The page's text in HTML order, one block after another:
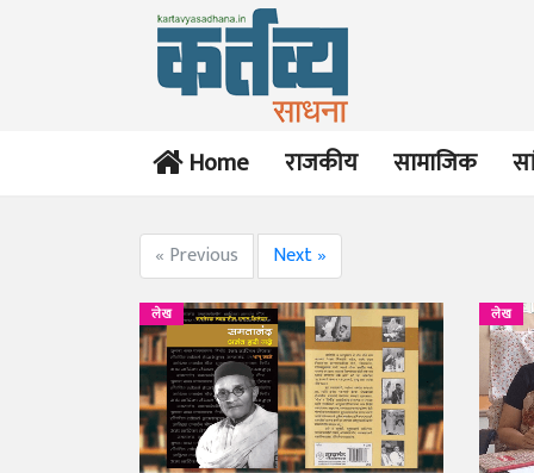
Home राजकीय सामाजिक
« Previous Next »
लेख लेख